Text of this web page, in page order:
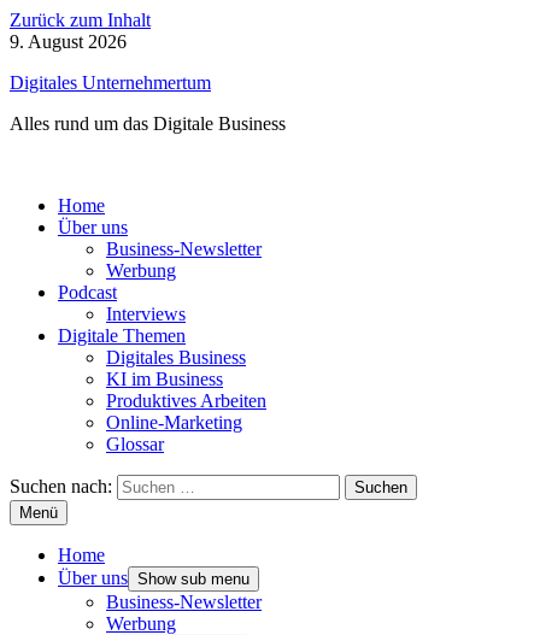
Zurück zum Inhalt
9. August 2026
Digitales Unternehmertum
Alles rund um das Digitale Business
Home
Über uns
Business-Newsletter
Werbung
Podcast
Interviews
Digitale Themen
Digitales Business
KI im Business
Produktives Arbeiten
Online-Marketing
Glossar
Suchen nach:
Menü
Home
Über uns Show sub menu
Business-Newsletter
Werbung